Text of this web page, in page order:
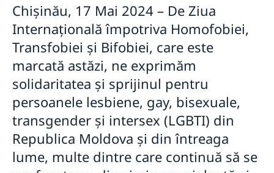
Chișinău, 17 Mai 2024 – De Ziua
Internațională împotriva Homofobiei,
Transfobiei și Bifobiei, care este
marcată astăzi, ne exprimăm
solidaritatea și sprijinul pentru
persoanele lesbiene, gay, bisexuale,
transgender și intersex (LGBTI) din
Republica Moldova și din întreaga
lume, multe dintre care continuă să se